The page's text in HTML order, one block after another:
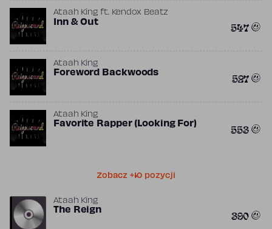
Ataah King ft. Kendox Beatz
Inn & Out 547
Ataah King
Foreword Backwoods 527
Ataah King
Favorite Rapper (Looking For) 553
Zobacz +10 pozycji
Ataah King
The Reign 390